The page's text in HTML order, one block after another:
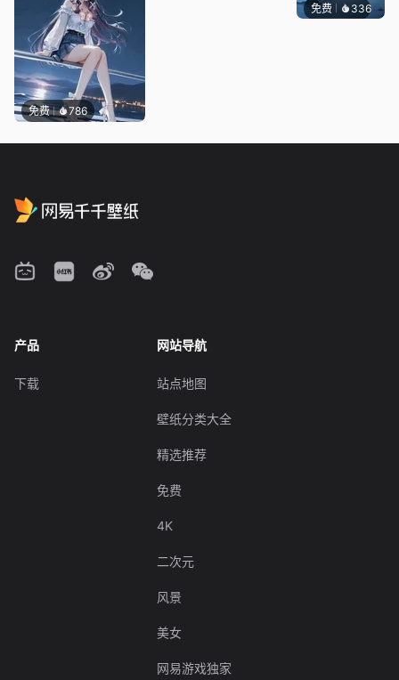
免费 786
免费 336冰茶Ln
产品
下载
网站导航
站点地图
壁纸分类大全
精选推荐
免费
4K
二次元
风景
美女
网易游戏独家